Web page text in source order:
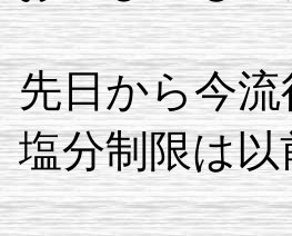
先日から今
塩分制限は